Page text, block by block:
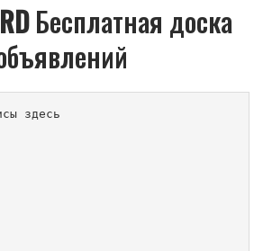
Бесплатная доска
здесь